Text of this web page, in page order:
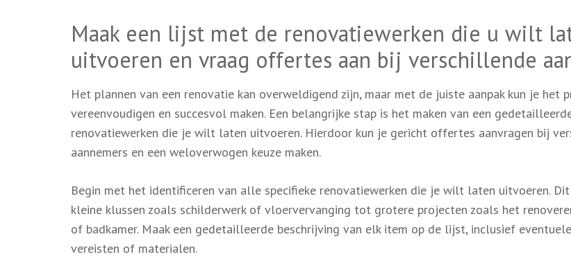
Maak een lijst met de renovatiewerken die u wilt
uitvoeren en vraag offertes aan bij verschillende
Het plannen van een renovatie kan overweldigend zijn, maar met de juiste aanpak kun je het
vereenvoudigen en succesvol maken. Een belangrijke stap is het maken van een
renovatiewerken die je wilt laten uitvoeren. Hierdoor kun je gericht offertes aanvragen bij
aannemers en een weloverwogen keuze maken.
Begin met het identificeren van alle specifieke renovatiewerken die je wilt laten uitvoeren. Dit
kleine klussen zoals schilderwerk of vloervervanging tot grotere projecten zoals het
of badkamer. Maak een gedetailleerde beschrijving van elk item op de lijst, inclusief
vereisten of materialen.